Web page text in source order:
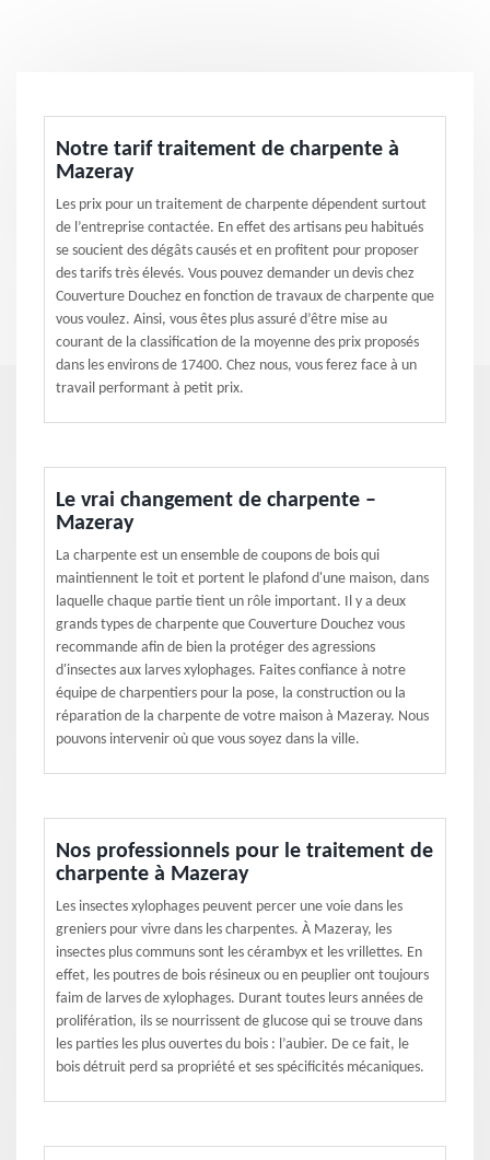
Notre tarif traitement de charpente à
Mazeray
Les prix pour un traitement de charpente dépendent surtout
de l’entreprise contactée. En effet des artisans peu habitués
se soucient des dégâts causés et en profitent pour proposer
des tarifs très élevés. Vous pouvez demander un devis chez
Couverture Douchez en fonction de travaux de charpente que
vous voulez. Ainsi, vous êtes plus assuré d’être mise au
courant de la classification de la moyenne des prix proposés
dans les environs de 17400. Chez nous, vous ferez face à un
travail performant à petit prix.
Le vrai changement de charpente –
Mazeray
La charpente est un ensemble de coupons de bois qui
maintiennent le toit et portent le plafond d'une maison, dans
laquelle chaque partie tient un rôle important. Il y a deux
grands types de charpente que Couverture Douchez vous
recommande afin de bien la protéger des agressions
d'insectes aux larves xylophages. Faites confiance à notre
équipe de charpentiers pour la pose, la construction ou la
réparation de la charpente de votre maison à Mazeray. Nous
pouvons intervenir où que vous soyez dans la ville.
Nos professionnels pour le traitement de
charpente à Mazeray
Les insectes xylophages peuvent percer une voie dans les
greniers pour vivre dans les charpentes. À Mazeray, les
insectes plus communs sont les cérambyx et les vrillettes. En
effet, les poutres de bois résineux ou en peuplier ont toujours
faim de larves de xylophages. Durant toutes leurs années de
prolifération, ils se nourrissent de glucose qui se trouve dans
les parties les plus ouvertes du bois : l’aubier. De ce fait, le
bois détruit perd sa propriété et ses spécificités mécaniques.